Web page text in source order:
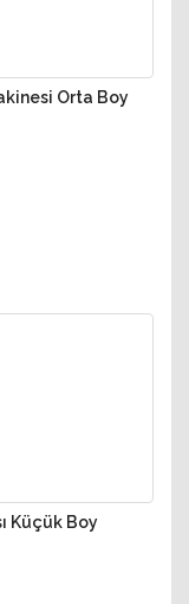
Orta Boy
Küçük Boy